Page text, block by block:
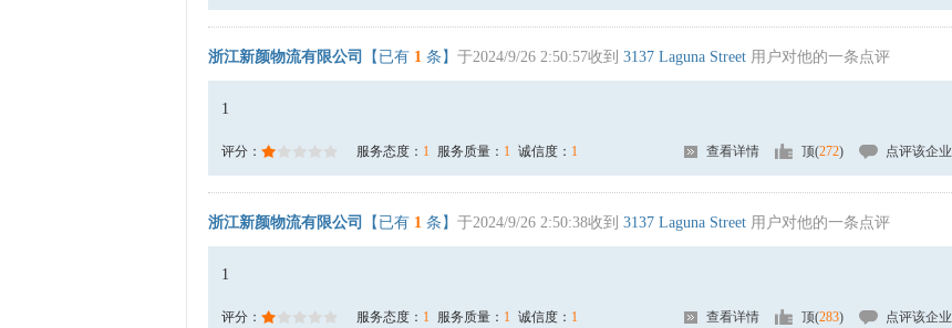
浙江新颜物流有限公司 【已有 1 条】 于2024/9/26 2:50:57收到 3137 Laguna Street 用户对他的一条点评
1
评分： 服务态度： 1 服务质量： 1 诚信度： 1 查看详情 顶(272) 点评该企业
浙江新颜物流有限公司 【已有 1 条】 于2024/9/26 2:50:38收到 3137 Laguna Street 用户对他的一条点评
1
评分： 服务态度： 1 服务质量： 1 诚信度： 1 查看详情 顶(283) 点评该企业